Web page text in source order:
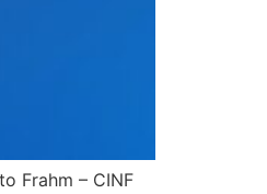
Frahm – CINF